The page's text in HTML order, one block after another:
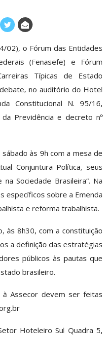
02), o Fórum das Entidades
(Fenasefe) e Fórum
Típicas de Estado
no auditório do Hotel
Constitucional N. 95/16,
Previdência e decreto nº
às 9h com a mesa de
Conjuntura Política, seus
Sociedade Brasileira”. Na
específicos sobre a Emenda
e reforma trabalhista.
às 8h30, com a constituição
a definição das estratégias
públicos às pautas que
brasileiro.
Assecor devem ser feitas
Hoteleiro Sul Quadra 5,